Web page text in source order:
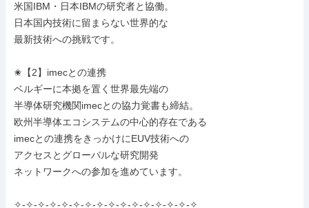
米国IBM・日本IBMの研究者と協働。
日本国内技術に留まらない世界的な
最新技術への挑戦です。
✬【2】imecとの連携
ベルギーに本拠を置く世界最先端の
半導体研究機関imecとの協力覚書も締結。
欧州半導体エコシステムの中心的存在である
imecとの連携をきっかけにEUV技術への
アクセスとグローバルな研究開発
ネットワークへの参加を進めています。
✧-✧-✧-✧-✧-✧-✧-✧-✧-✧-✧-✧-✧-✧-✧-✧